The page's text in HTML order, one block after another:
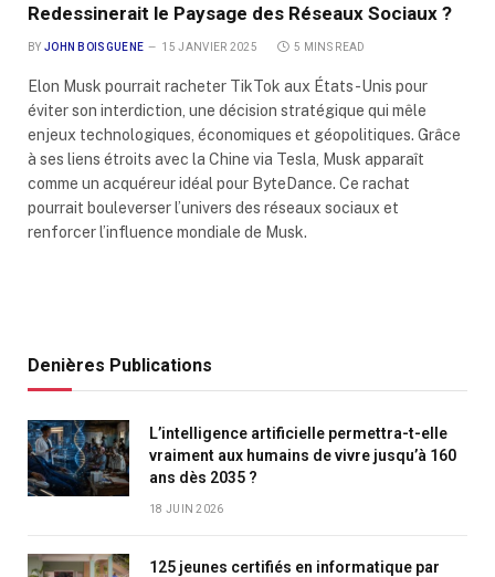
Redessinerait le Paysage des Réseaux Sociaux ?
BY JOHN BOISGUENE 15 JANVIER 2025 5 MINS READ
Elon Musk pourrait racheter TikTok aux États-Unis pour
éviter son interdiction, une décision stratégique qui mêle
enjeux technologiques, économiques et géopolitiques. Grâce
à ses liens étroits avec la Chine via Tesla, Musk apparaît
comme un acquéreur idéal pour ByteDance. Ce rachat
pourrait bouleverser l’univers des réseaux sociaux et
renforcer l’influence mondiale de Musk.
Denières Publications
L’intelligence artificielle permettra-t-elle
vraiment aux humains de vivre jusqu’à 160
ans dès 2035 ?
18 JUIN 2026
125 jeunes certifiés en informatique par